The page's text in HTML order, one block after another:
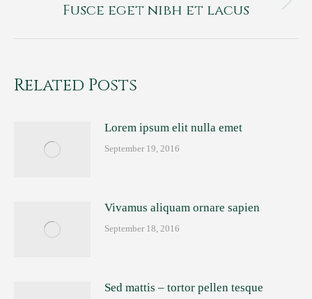
Next
Fusce eget nibh et lacus
Related Posts
Lorem ipsum elit nulla emet
September 19, 2016
Vivamus aliquam ornare sapien
September 18, 2016
Sed mattis – tortor pellen tesque